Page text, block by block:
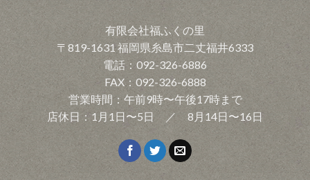
有限会社福ふくの里
〒819-1631 福岡県糸島市二丈福井6333
電話：092-326-6886
FAX：092-326-6888
営業時間：午前9時〜午後17時まで
店休日：1月1日〜5日 ／ 8月14日〜16日